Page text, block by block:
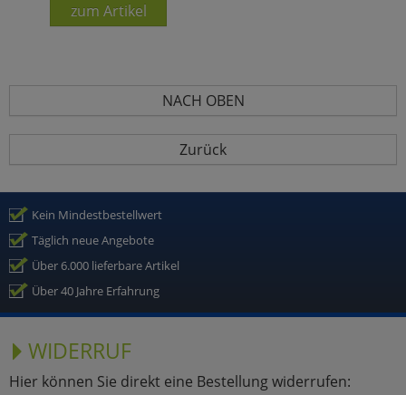
zum Artikel
NACH OBEN
Zurück
Kein Mindestbestellwert
Täglich neue Angebote
Über 6.000 lieferbare Artikel
Über 40 Jahre Erfahrung
WIDERRUF
Hier können Sie direkt eine Bestellung widerrufen: